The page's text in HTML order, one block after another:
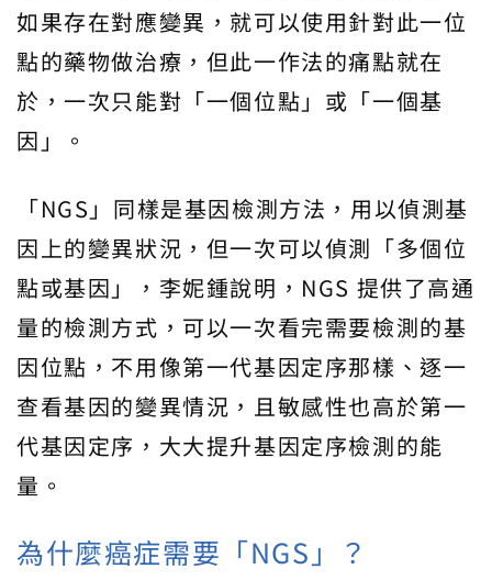
如果存在對應變異，就可以使用針對此一位
點的藥物做治療，但此一作法的痛點就在
於，一次只能對「一個位點」或「一個基
因」。
「NGS」同樣是基因檢測方法，用以偵測基
因上的變異狀況，但一次可以偵測「多個位
點或基因」，李妮鍾說明，NGS 提供了高通
量的檢測方式，可以一次看完需要檢測的基
因位點，不用像第一代基因定序那樣、逐一
查看基因的變異情況，且敏感性也高於第一
代基因定序，大大提升基因定序檢測的能
量。
為什麼癌症需要「NGS」？